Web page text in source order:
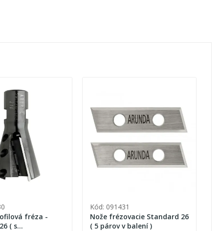
( s
Kód: 091431
Nože frézovacie Standard 26
( 5 párov v balení )